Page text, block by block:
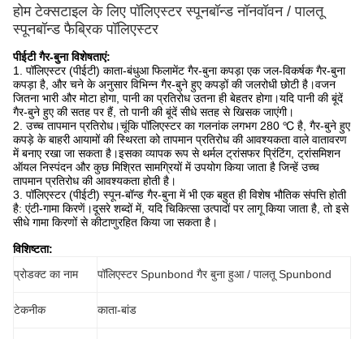
होम टेक्सटाइल के लिए पॉलिएस्टर स्पूनबॉन्ड नॉनवॉवन / पालतू
स्पूनबॉन्ड फैब्रिक पॉलिएस्टर
पीईटी गैर-बुना विशेषताएं:
1. पॉलिएस्टर (पीईटी) काता-बंधुआ फिलामेंट गैर-बुना कपड़ा एक जल-विकर्षक गैर-बुना
कपड़ा है, और चने के अनुसार विभिन्न गैर-बुने हुए कपड़ों की जलरोधी छोटी है।वजन
जितना भारी और मोटा होगा, पानी का प्रतिरोध उतना ही बेहतर होगा।यदि पानी की बूंदें
गैर-बुने हुए की सतह पर हैं, तो पानी की बूंदें सीधे सतह से खिसक जाएंगी।
2. उच्च तापमान प्रतिरोध।चूंकि पॉलिएस्टर का गलनांक लगभग 280 ℃ है, गैर-बुने हुए
कपड़े के बाहरी आयामों की स्थिरता को तापमान प्रतिरोध की आवश्यकता वाले वातावरण
में बनाए रखा जा सकता है।इसका व्यापक रूप से थर्मल ट्रांसफर प्रिंटिंग, ट्रांसमिशन
ऑयल निस्पंदन और कुछ मिश्रित सामग्रियों में उपयोग किया जाता है जिन्हें उच्च
तापमान प्रतिरोध की आवश्यकता होती है।
3. पॉलिएस्टर (पीईटी) स्पून-बॉन्ड गैर-बुना में भी एक बहुत ही विशेष भौतिक संपत्ति होती
है: एंटी-गामा किरणें।दूसरे शब्दों में, यदि चिकित्सा उत्पादों पर लागू किया जाता है, तो इसे
सीधे गामा किरणों से कीटाणुरहित किया जा सकता है।
विशिष्टता:
प्रोडक्ट का नाम
पॉलिएस्टर Spunbond गैर बुना हुआ / पालतू Spunbond
टेकनीक काता-बांड